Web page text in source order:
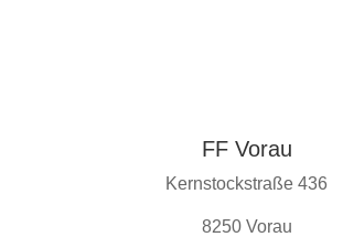
FF Vorau
Kernstockstraße 436
8250 Vorau